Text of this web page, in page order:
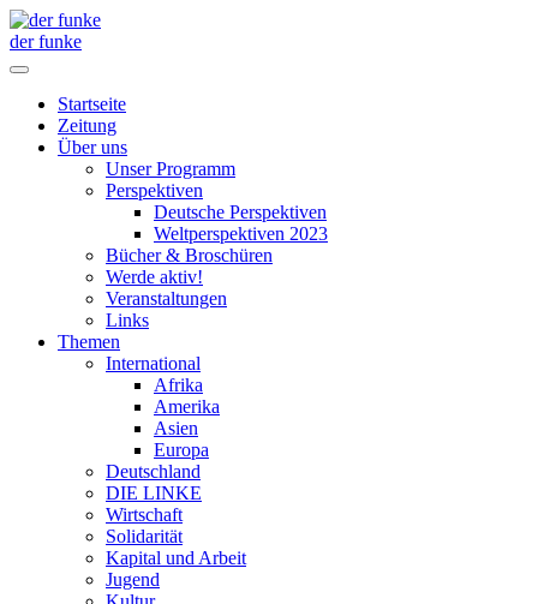
der funke
Startseite
Zeitung
Über uns
Unser Programm
Perspektiven
Deutsche Perspektiven
Weltperspektiven 2023
Bücher & Broschüren
Werde aktiv!
Veranstaltungen
Links
Themen
International
Afrika
Amerika
Asien
Europa
Deutschland
DIE LINKE
Wirtschaft
Solidarität
Kapital und Arbeit
Jugend